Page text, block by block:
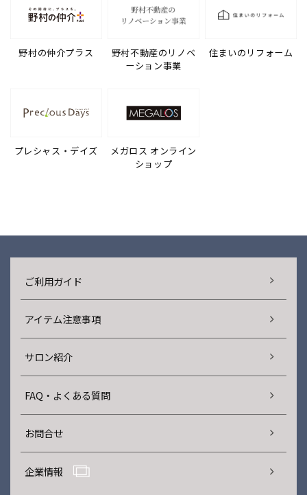
野村の仲介プラス
野村不動産のリノベ
ーション事業
住まいのリフォーム
プレシャス・デイズ
メガロス オンライン
ショップ
ご利用ガイド
アイテム注意事項
サロン紹介
FAQ・よくある質問
お問合せ
企業情報